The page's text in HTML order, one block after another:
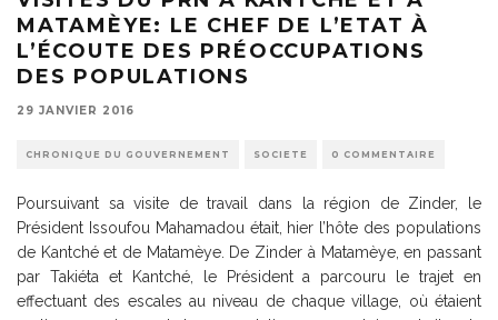
MATAMÈYE: LE CHEF DE L’ETAT À
L’ÉCOUTE DES PRÉOCCUPATIONS
DES POPULATIONS
29 JANVIER 2016
CHRONIQUE DU GOUVERNEMENT SOCIETE 0 COMMENTAIRE
Poursuivant sa visite de travail dans la région de Zinder, le
Président Issoufou Mahamadou était, hier l’hôte des populations
de Kantché et de Matamèye. De Zinder à Matamèye, en passant
par Takiéta et Kantché, le Président a parcouru le trajet en
effectuant des escales au niveau de chaque village, où étaient